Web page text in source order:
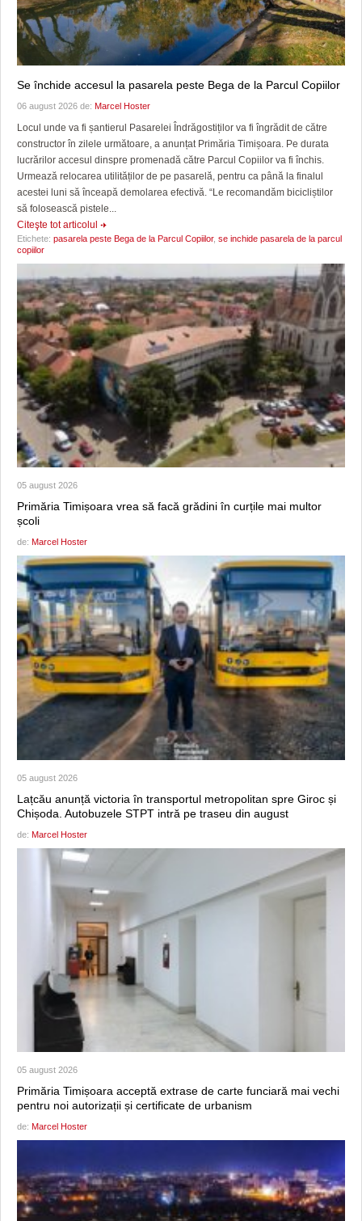
Se închide accesul la pasarela peste Bega de la Parcul Copiilor
06 august 2026 de: Marcel Hoster
Locul unde va fi șantierul Pasarelei Îndrăgostiților va fi îngrădit de către
constructor în zilele următoare, a anunțat Primăria Timișoara. Pe durata
lucrărilor accesul dinspre promenadă către Parcul Copiilor va fi închis.
Urmează relocarea utilităților de pe pasarelă, pentru ca până la finalul
acestei luni să înceapă demolarea efectivă. “Le recomandăm bicicliștilor
să folosească pistele...
Citeşte tot articolul
Etichete: pasarela peste Bega de la Parcul Copiilor, se inchide pasarela de la parcul
copiilor
05 august 2026
Primăria Timișoara vrea să facă grădini în curțile mai multor
școli
de: Marcel Hoster
05 august 2026
Lațcău anunță victoria în transportul metropolitan spre Giroc și
Chișoda. Autobuzele STPT intră pe traseu din august
de: Marcel Hoster
05 august 2026
Primăria Timișoara acceptă extrase de carte funciară mai vechi
pentru noi autorizații și certificate de urbanism
de: Marcel Hoster